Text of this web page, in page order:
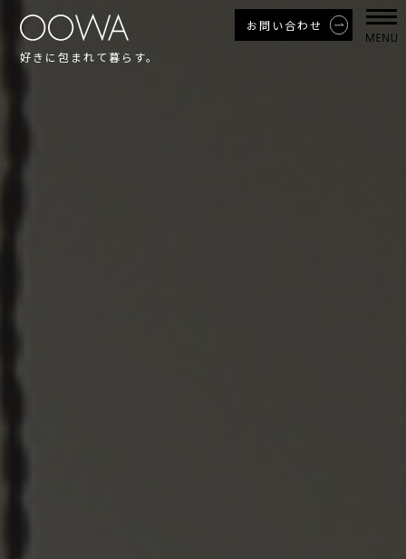
お問い合わせ
好きに包まれて暮らす。